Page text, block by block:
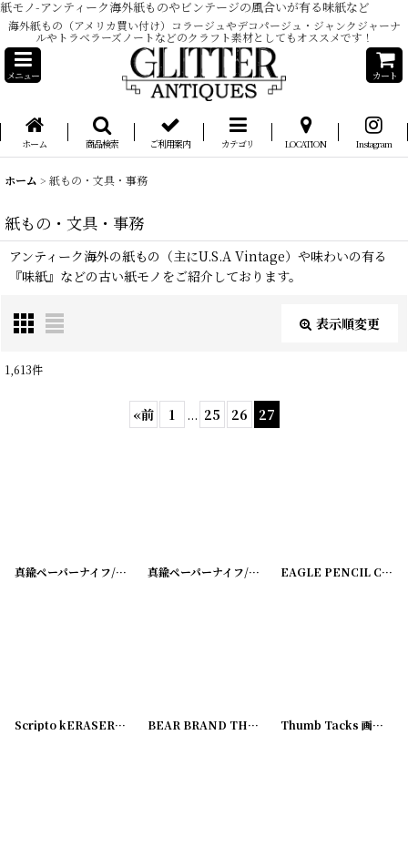
紙モノ-アンティーク海外紙ものやビンテージの風合いが有る味紙など
海外紙もの（アメリカ買い付け）コラージュやデコパージュ・ジャンクジャーナ
ルやトラベラーズノートなどのクラフト素材としてもオススメです！
メニュー カート
ホーム 商品検索 ご利用案内 カテゴリ LOCATION Instagram
ホーム > 紙もの・文具・事務
紙もの・文具・事務
アンティーク海外の紙もの（主にU.S.A Vintage）や味わいの有る
『味紙』などの古い紙モノをご紹介しております。
表示順変更
並び順:
閉じる
1,613件
«前 1 ... 25 26 27
真鍮ペーパーナイフ/レターオープナー [20200502-2 ]
真鍮ペーパーナイフ/レターオープナー [20200502-
EAGLE PENCIL COMPANY シャープペンシル 替え芯
Scripto kERASERS 180209-19] BEAR BRAND THUMB TACKS 画鋲 [180212-01
Thumb Tacks 画鋲